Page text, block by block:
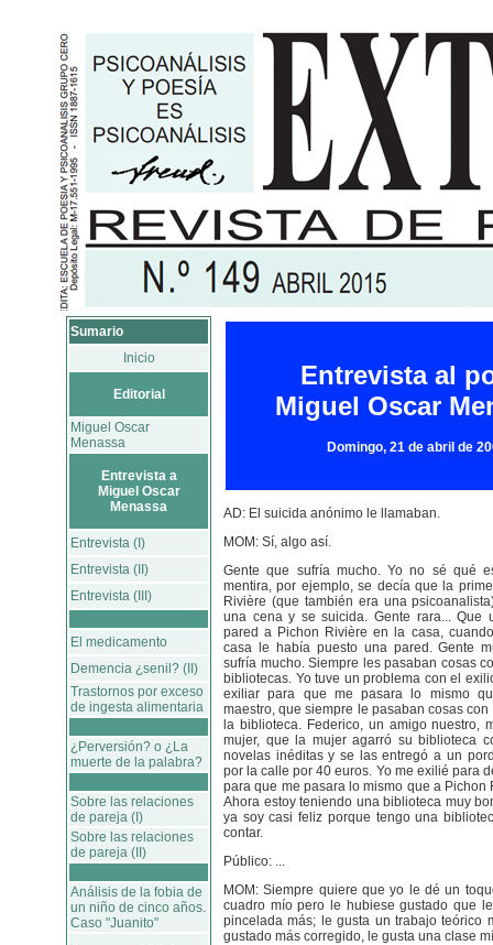
Sumario
Inicio
Editorial
Miguel Oscar
Menassa
Entrevista a
Miguel Oscar
Menassa
Entrevista (I)
Entrevista (II)
Entrevista (III)
El medicamento
Demencia ¿senil? (II)
Trastornos por exceso
de ingesta alimentaria
¿Perversión? o ¿La
muerte de la palabra?
Sobre las relaciones
de pareja (I)
Sobre las relaciones
de pareja (II)
Análisis de la fobia de
un niño de cinco años.
Caso "Juanito"
Entrevista al
Miguel Oscar
Domingo, 21 de abril de
AD: El suicida anónimo le llamaban.
MOM: Sí, algo así.
Gente que sufría mucho. Yo no sé qué
mentira, por ejemplo, se decía que la
Rivière (que también era una
una cena y se suicida. Gente rara... Que
pared a Pichon Rivière en la casa,
casa le había puesto una pared. Gente
sufría mucho. Siempre les pasaban cosas
bibliotecas. Yo tuve un problema con el
exiliar para que me pasara lo mismo
maestro, que siempre le pasaban cosas
la biblioteca. Federico, un amigo nuestro,
mujer, que la mujer agarró su biblioteca
novelas inéditas y se las entregó a un
por la calle por 40 euros. Yo me exilié para
para que me pasara lo mismo que a Pichon
Ahora estoy teniendo una biblioteca muy
ya soy casi feliz porque tengo una
contar.
Público: ...
MOM: Siempre quiere que yo le dé un
cuadro mío pero le hubiese gustado que
pincelada más; le gusta un trabajo teórico
gustado más corregido, le gusta una clase